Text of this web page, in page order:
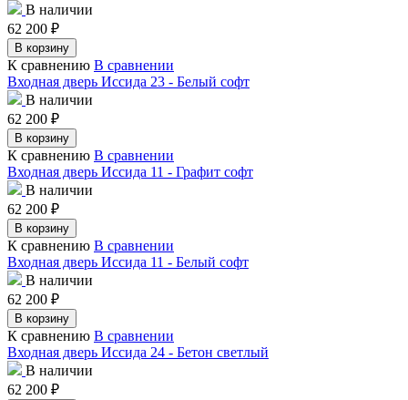
В наличии
62 200 ₽
В корзину
К сравнению В сравнении
Входная дверь Иссида 23 - Белый софт
В наличии
62 200 ₽
В корзину
К сравнению В сравнении
Входная дверь Иссида 11 - Графит софт
В наличии
62 200 ₽
В корзину
К сравнению В сравнении
Входная дверь Иссида 11 - Белый софт
В наличии
62 200 ₽
В корзину
К сравнению В сравнении
Входная дверь Иссида 24 - Бетон светлый
В наличии
62 200 ₽